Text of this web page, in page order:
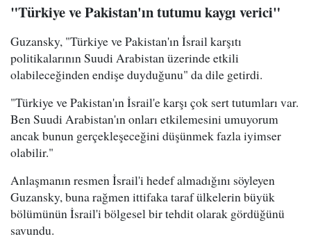
"Türkiye ve Pakistan'ın tutumu kaygı verici"
Guzansky, "Türkiye ve Pakistan'ın İsrail karşıtı
politikalarının Suudi Arabistan üzerinde etkili
olabileceğinden endişe duyduğunu" da dile getirdi.
"Türkiye ve Pakistan'ın İsrail'e karşı çok sert tutumları var.
Ben Suudi Arabistan'ın onları etkilemesini umuyorum
ancak bunun gerçekleşeceğini düşünmek fazla iyimser
olabilir."
Anlaşmanın resmen İsrail'i hedef almadığını söyleyen
Guzansky, buna rağmen ittifaka taraf ülkelerin büyük
bölümünün İsrail'i bölgesel bir tehdit olarak gördüğünü
savundu.